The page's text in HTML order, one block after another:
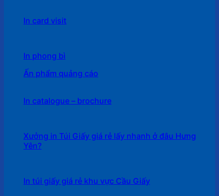
In card visit
In phong bì
Ấn phẩm quảng cáo
In catalogue – brochure
Xưởng in Túi Giấy giá rẻ lấy nhanh ở đâu Hưng
Yên?
In túi giấy giá rẻ khu vực Cầu Giấy